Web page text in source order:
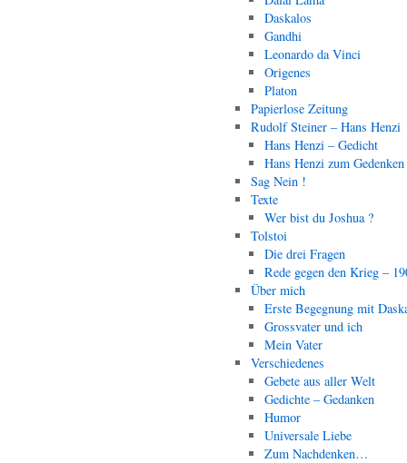
Daskalos
Gandhi
Leonardo da Vinci
Origenes
Platon
Papierlose Zeitung
Rudolf Steiner – Hans Henzi
Hans Henzi – Gedicht
Hans Henzi zum Gedenken
Sag Nein !
Texte
Wer bist du Joshua ?
Tolstoi
Die drei Fragen
Rede gegen den Krieg –
Über mich
Erste Begegnung mit
Grossvater und ich
Mein Vater
Verschiedenes
Gebete aus aller Welt
Gedichte – Gedanken
Humor
Universale Liebe
Zum Nachdenken…